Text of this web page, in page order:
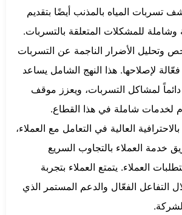
تسربات المياه بالمذنب أيضًا بتقديم
وشاملة للمشكلات المتعلقة بالتسربات.
وتحليل الأضرار الناجمة عن التسربات
لإصلاحها. هذا النهج الشامل يساعد
لمشاكل التسربات، ويعزز موقف
لخدمات شاملة في هذا القطاع.
العالية في التعامل مع العملاء،
خدمة العملاء بالتجاوب السريع
العملاء. يتمتع العملاء بتجربة
التفاعل الفعّال والدعم المستمر الذي